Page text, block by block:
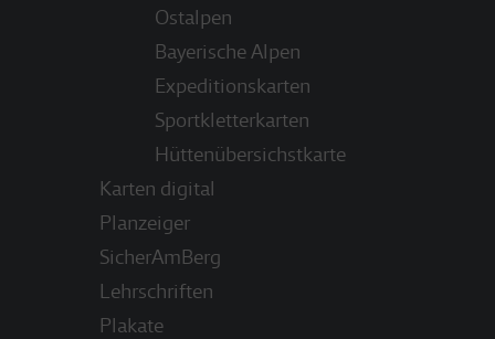
Ostalpen
Bayerische Alpen
Expeditionskarten
Sportkletterkarten
Hüttenübersichstkarte
Karten digital
Planzeiger
SicherAmBerg
Lehrschriften
Plakate